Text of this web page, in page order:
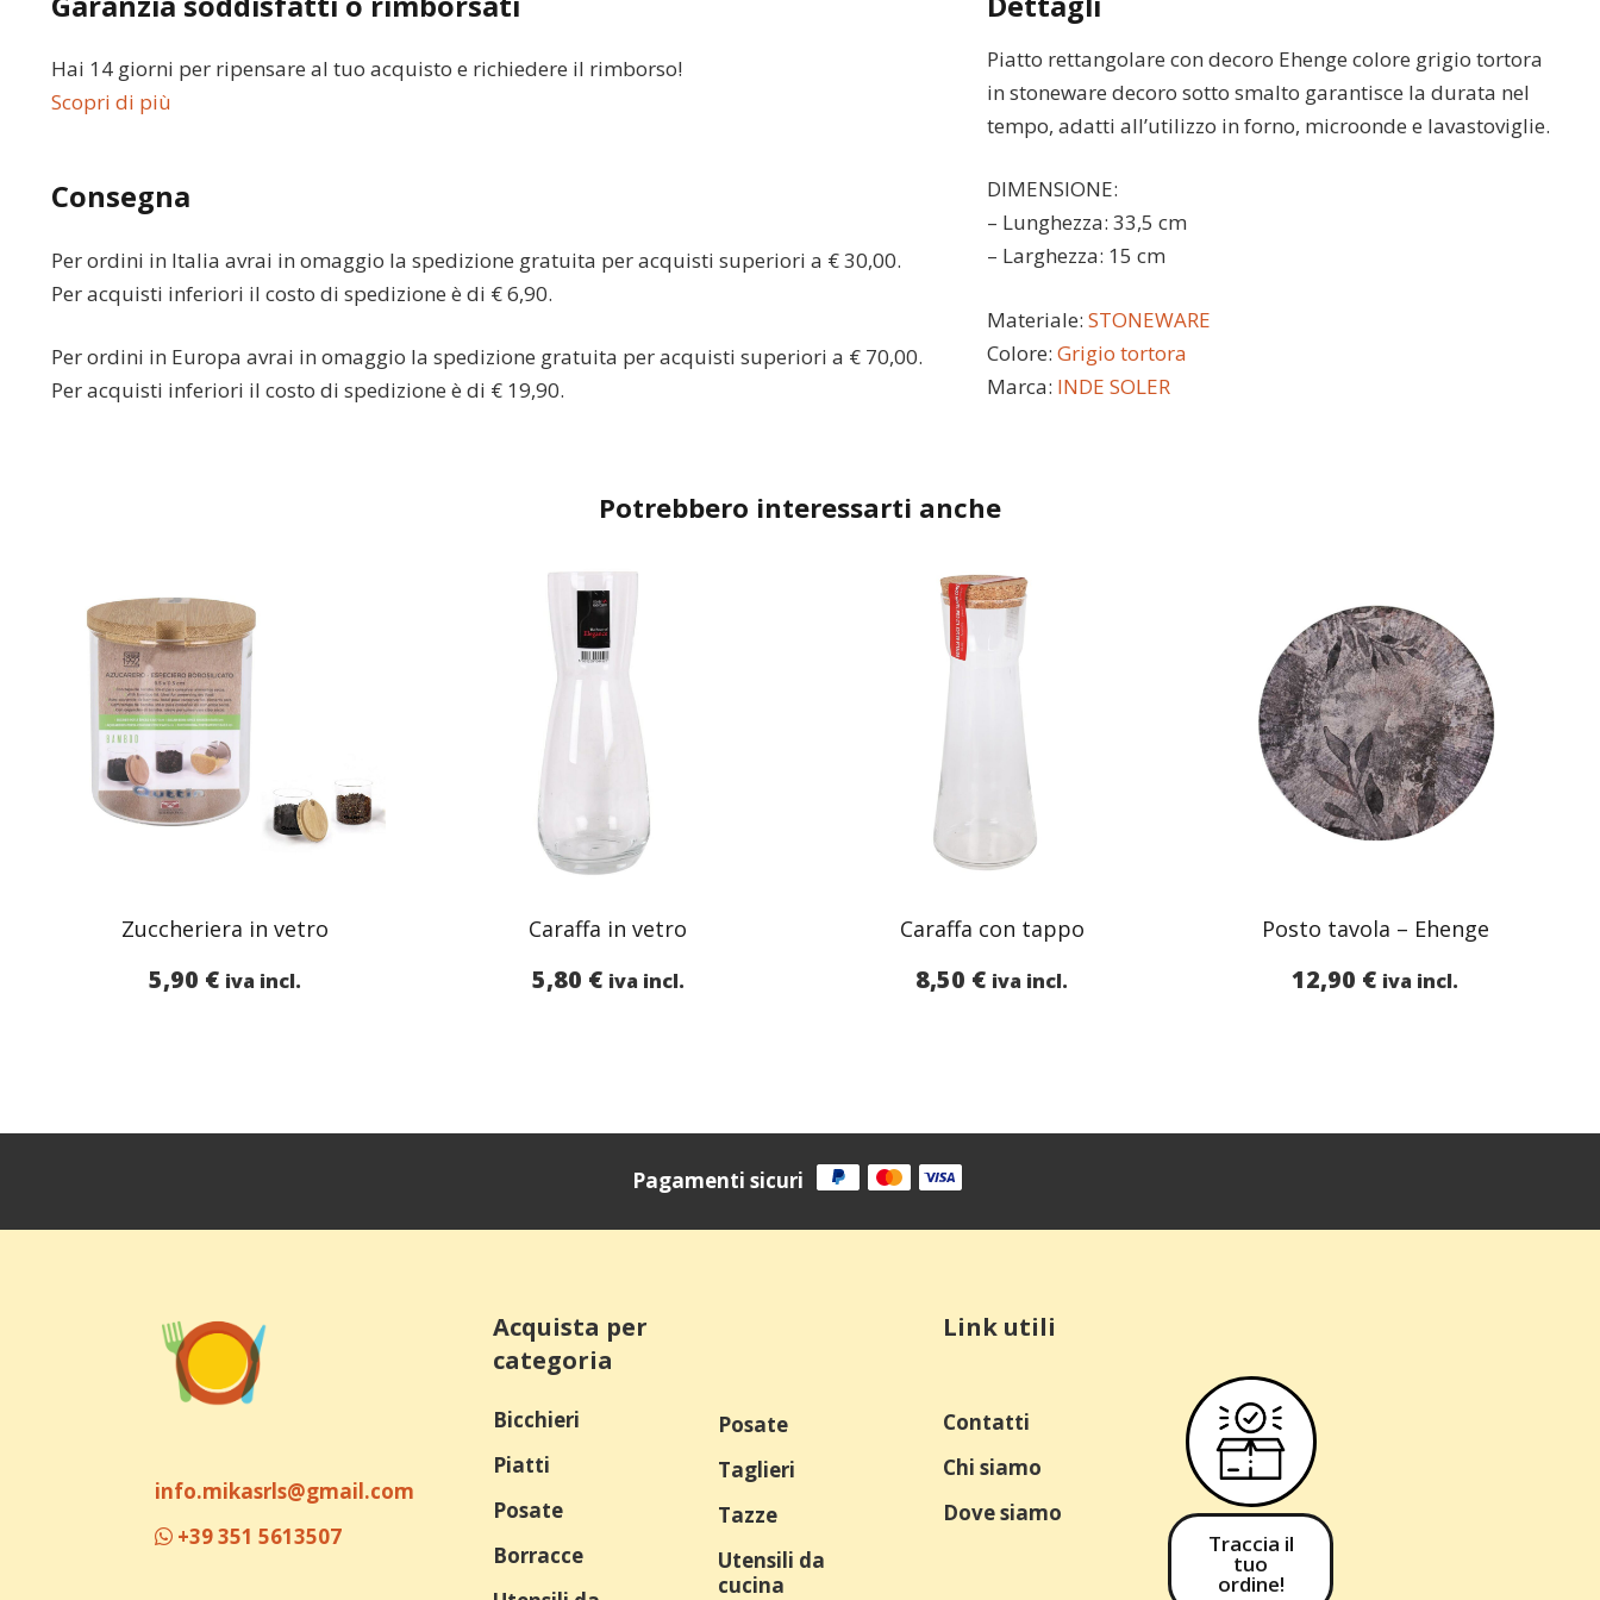
Hai 14 giorni per ripensare al tuo acquisto e richiedere il rimborso!
Scopri di più
Consegna
Per ordini in Italia avrai in omaggio la spedizione gratuita per acquisti superiori a € 30,00.
Per acquisti inferiori il costo di spedizione è di € 6,90.
Per ordini in Europa avrai in omaggio la spedizione gratuita per acquisti superiori a € 70,00.
Per acquisti inferiori il costo di spedizione è di € 19,90.
Piatto rettangolare con decoro Ehenge colore grigio tortora
in stoneware decoro sotto smalto garantisce la durata nel
tempo, adatti all’utilizzo in forno, microonde e lavastoviglie.
DIMENSIONE:
– Lunghezza: 33,5 cm
– Larghezza: 15 cm
Materiale: STONEWARE
Colore: Grigio tortora
Marca: INDE SOLER
Potrebbero interessarti anche
Zuccheriera in vetro
5,90 € iva incl.
Caraffa in vetro
5,80 € iva incl.
Caraffa con tappo
8,50 € iva incl.
Posto tavola – Ehenge
12,90 € iva incl.
Pagamenti sicuri
info.mikasrls@gmail.com
+39 351 5613507
Acquista per
categoria
Bicchieri
Piatti
Posate
Borracce
Posate
Taglieri
Tazze
Utensili da
cucina
Link utili
Contatti
Chi siamo
Dove siamo
Traccia il
tuo
ordine!